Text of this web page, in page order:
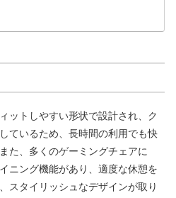
ットしやすい形状で設計され、ク
ているため、長時間の利用でも快
た、多くのゲーミングチェアに
ニング機能があり、適度な休憩を
スタイリッシュなデザインが取り